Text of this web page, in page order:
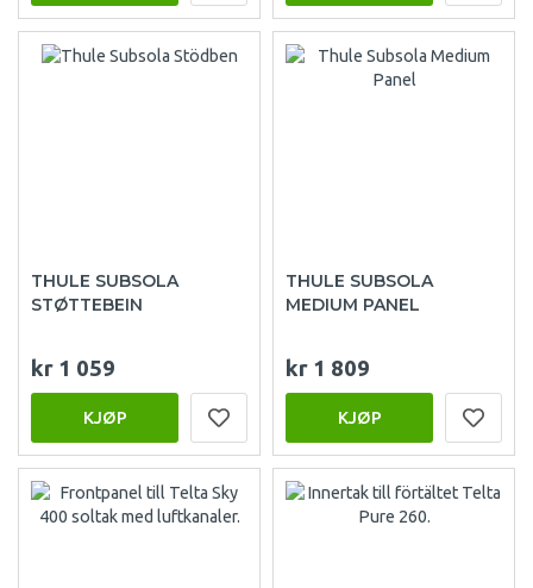
THULE SUBSOLA
STØTTEBEIN
kr 1 059
KJØP
THULE SUBSOLA
MEDIUM PANEL
kr 1 809
KJØP